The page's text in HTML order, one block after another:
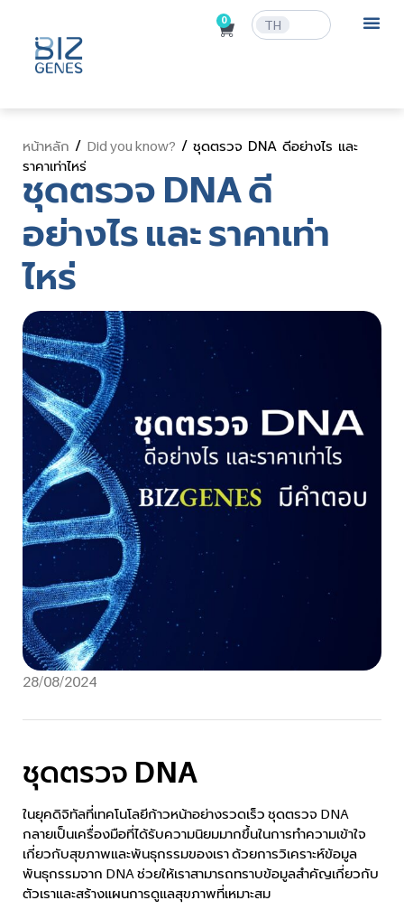
0 TH
หน้าหลัก / Did you know? / ชุดตรวจ DNA ดีอย่างไร และ
ราคาเท่าไหร่
ชุดตรวจ DNA ดี
อย่างไร และ ราคาเท่า
ไหร่
28/08/2024
ชุดตรวจ DNA
ในยุคดิจิทัลที่เทคโนโลยีก้าวหน้าอย่างรวดเร็ว ชุดตรวจ DNA
กลายเป็นเครื่องมือที่ได้รับความนิยมมากขึ้นในการทำความเข้าใจ
เกี่ยวกับสุขภาพและพันธุกรรมของเรา ด้วยการวิเคราะห์ข้อมูล
พันธุกรรมจาก DNA ช่วยให้เราสามารถทราบข้อมูลสำคัญเกี่ยวกับ
ตัวเราและสร้างแผนการดูแลสุขภาพที่เหมาะสม